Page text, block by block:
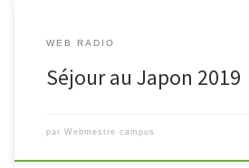
WEB RADIO
Séjour au Japon 2019
par Webmestre campus